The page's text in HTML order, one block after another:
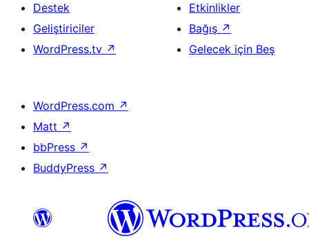
Destek
Geliştiriciler
WordPress.tv ↗
Etkinlikler
Bağış ↗
Gelecek için Beş
WordPress.com ↗
Matt ↗
bbPress ↗
BuddyPress ↗